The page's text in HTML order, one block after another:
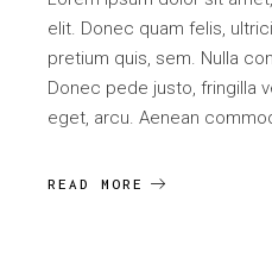
elit. Donec quam felis,
pretium quis, sem. Nulla
Donec pede justo, fringilla
eget, arcu. Aenean
READ MORE